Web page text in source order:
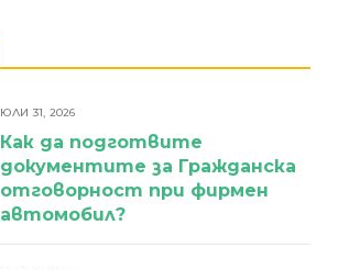
ЮЛИ 31, 2026
Как да подготвите
документите за Гражданска
отговорност при фирмен
автомобил?